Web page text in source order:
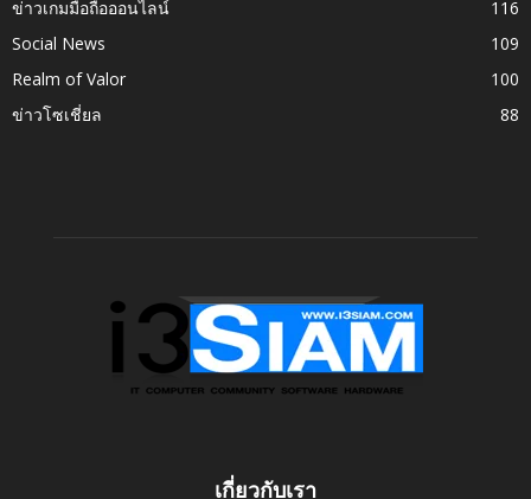
ข่าวเกมมือถือออนไลน์
116
Social News
109
Realm of Valor
100
ข่าวโซเชี่ยล
88
เกี่ยวกับเรา